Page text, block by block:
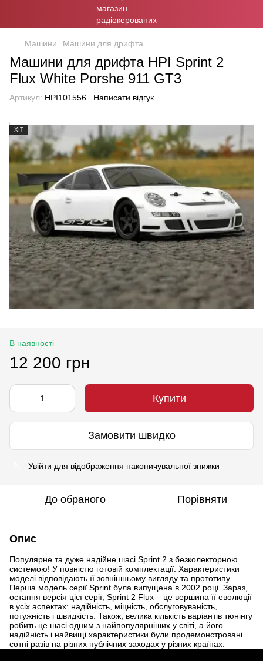
Машини Машини для дрифта
Машини для дрифта HPI Sprint 2
Flux White Porshe 911 GT3
Артикул: HPI101556 Написати відгук
ХІТ
В наявності
12 200 грн
Купити
Замовити швидко
Увійти для відображення накопичувальної знижки
До обраного Порівняти
Опис
Популярне та дуже надійне шасі Sprint 2 з безколекторною
системою! У повністю готовій комплектації. Характеристики
моделі відповідають її зовнішньому вигляду та прототипу.
Перша модель серії Sprint була випущена в 2002 році. Зараз,
остання версія цієї серії, Sprint 2 Flux – це вершина її еволюції
в усіх аспектах: надійність, міцність, обслуговуваність,
потужність і швидкість. Також, велика кількість варіантів тюнінгу
робить це шасі одним з найпопулярніших у світі, а його
надійність і найвищі характеристики були продемонстровані
сотні разів на різних публічних заходах у різних країнах.